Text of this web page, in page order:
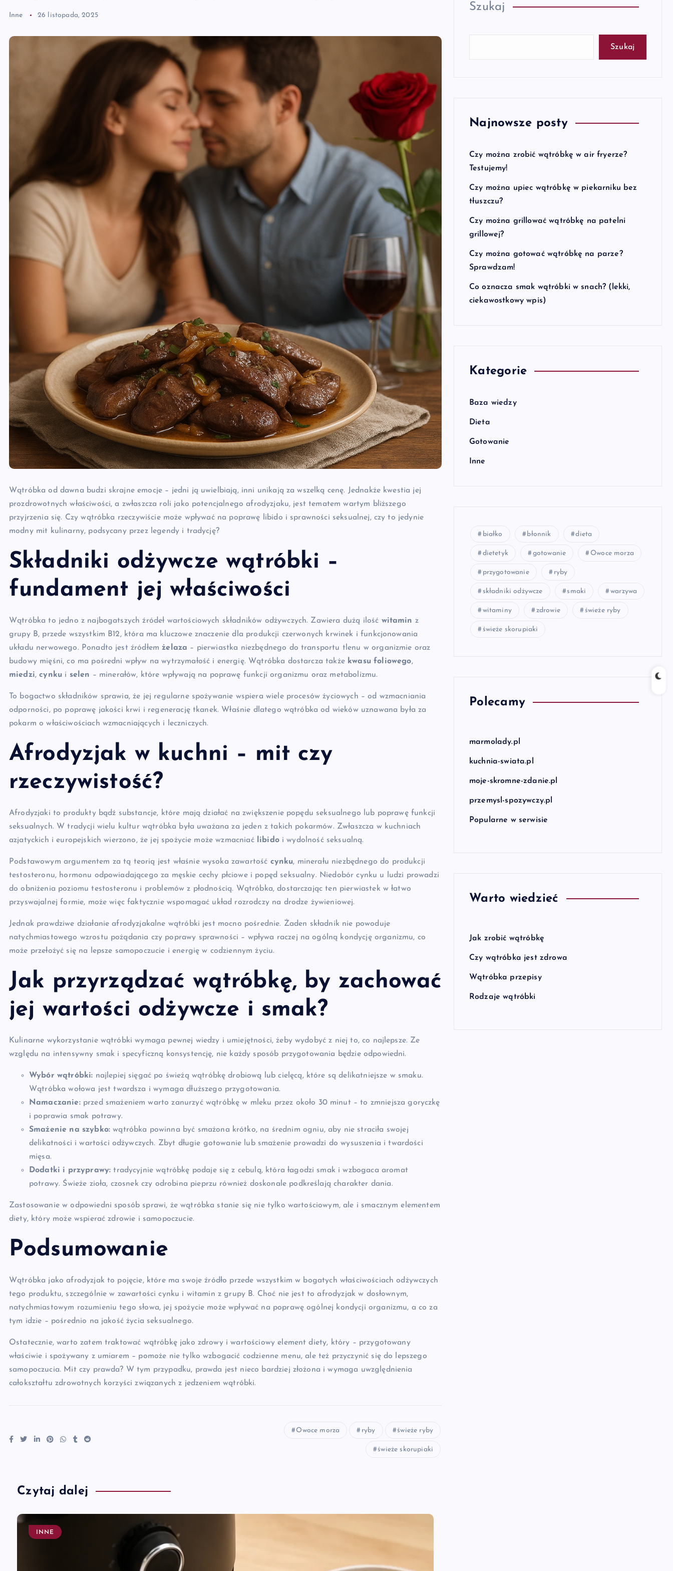
Inne 26 listopada, 2025
Wątróbka od dawna budzi skrajne emocje – jedni ją uwielbiają, inni unikają za wszelką cenę. Jednakże kwestia jej
prozdrowotnych właściwości, a zwłaszcza roli jako potencjalnego afrodyzjaku, jest tematem wartym bliższego
przyjrzenia się. Czy wątróbka rzeczywiście może wpływać na poprawę libido i sprawności seksualnej, czy to jedynie
modny mit kulinarny, podsycany przez legendy i tradycję?
Składniki odżywcze wątróbki –
fundament jej właściwości
Wątróbka to jedno z najbogatszych źródeł wartościowych składników odżywczych. Zawiera dużą ilość witamin z
grupy B, przede wszystkim B12, która ma kluczowe znaczenie dla produkcji czerwonych krwinek i funkcjonowania
układu nerwowego. Ponadto jest źródłemżelaza – pierwiastka niezbędnego do transportu tlenu w organizmie oraz
budowy mięśni, co ma pośredni wpływ na wytrzymałość i energię. Wątróbka dostarcza także kwasu foliowego,
miedzi,cynku i selen – minerałów, które wpływają na poprawę funkcji organizmu oraz metabolizmu.
To bogactwo składników sprawia, że jej regularne spożywanie wspiera wiele procesów życiowych – od wzmacniania
odporności, po poprawę jakości krwi i regenerację tkanek. Właśnie dlatego wątróbka od wieków uznawana była za
pokarm o właściwościach wzmacniających i leczniczych.
Afrodyzjak w kuchni – mit czy
rzeczywistość?
Afrodyzjaki to produkty bądź substancje, które mają działać na zwiększenie popędu seksualnego lub poprawę funkcji
seksualnych. W tradycji wielu kultur wątróbka była uważana za jeden z takich pokarmów. Zwłaszcza w kuchniach
azjatyckich i europejskich wierzono, że jej spożycie może wzmacniać
libidoi wydolność seksualną.
Podstawowym argumentem za tą teorią jest właśnie wysoka zawartość cynku, minerału niezbędnego do produkcji
testosteronu, hormonu odpowiadającego za męskie cechy płciowe i popęd seksualny. Niedobór cynku u ludzi prowadzi
do obniżenia poziomu testosteronu i problemów z płodnością. Wątróbka, dostarczając ten pierwiastek w łatwo
przyswajalnej formie, może więc faktycznie wspomagać układ rozrodczy na drodze żywieniowej.
Jednak prawdziwe działanie afrodyzjakalne wątróbki jest mocno pośrednie. Żaden składnik nie powoduje
natychmiastowego wzrostu pożądania czy poprawy sprawności – wpływa raczej na ogólną kondycję organizmu, co
może przełożyć się na lepsze samopoczucie i energię w codziennym życiu.
Jak przyrządzać wątróbkę, by zachować
jej wartości odżywcze i smak?
Kulinarne wykorzystanie wątróbki wymaga pewnej wiedzy i umiejętności, żeby wydobyć z niej to, co najlepsze. Ze
względu na intensywny smak i specyficzną konsystencję, nie każdy sposób przygotowania będzie odpowiedni.
Wybór wątróbki: najlepiej sięgać po świeżą wątróbkę drobiową lub cielęcą, które są delikatniejsze w smaku.
Wątróbka wołowa jest twardsza i wymaga dłuższego przygotowania.
Namaczanie:przed smażeniem warto zanurzyć wątróbkę w mleku przez około 30 minut – to zmniejsza goryczkę
i poprawia smak potrawy.
Smażenie na szybko: wątróbka powinna być smażona krótko, na średnim ogniu, aby nie straciła swojej
delikatności i wartości odżywczych. Zbyt długie gotowanie lub smażenie prowadzi do wysuszenia i twardości
mięsa.
Dodatki i przyprawy: tradycyjnie wątróbkę podaje się z cebulą, która łagodzi smak i wzbogaca aromat
potrawy. Świeże zioła, czosnek czy odrobina pieprzu również doskonale podkreślają charakter dania.
Zastosowanie w odpowiedni sposób sprawi, że wątróbka stanie się nie tylko wartościowym, ale i smacznym elementem
diety, który może wspierać zdrowie i samopoczucie.
Podsumowanie
Wątróbka jako afrodyzjak to pojęcie, które ma swoje źródło przede wszystkim w bogatych właściwościach odżywczych
tego produktu, szczególnie w zawartości cynku i witamin z grupy B. Choć nie jest to afrodyzjak w dosłownym,
natychmiastowym rozumieniu tego słowa, jej spożycie może wpływać na poprawę ogólnej kondycji organizmu, a co za
tym idzie – pośrednio na jakość życia seksualnego.
Ostatecznie, warto zatem traktować wątróbkę jako zdrowy i wartościowy element diety, który – przygotowany
właściwie i spożywany z umiarem – pomoże nie tylko wzbogacić codzienne menu, ale też przyczynić się do lepszego
samopoczucia. Mit czy prawda? W tym przypadku, prawda jest nieco bardziej złożona i wymaga uwzględnienia
całokształtu zdrowotnych korzyści związanych z jedzeniem wątróbki.
Owoce morza ryby świeże ryby
świeże skorupiaki
Czytaj dalej
INNE
Szukaj
Szukaj
Najnowsze posty
Czy można zrobić wątróbkę w air fryerze?
Testujemy!
Czy można upiec wątróbkę w piekarniku bez
tłuszczu?
Czy można grillować wątróbkę na patelni
grillowej?
Czy można gotować wątróbkę na parze?
Sprawdzam!
Co oznacza smak wątróbki w snach? (lekki,
ciekawostkowy wpis)
Kategorie
Baza wiedzy
Dieta
Gotowanie
Inne
białko błonnik dieta
dietetyk gotowanie Owoce morza
przygotowanie ryby
składniki odżywcze smaki warzywa
witaminy zdrowie świeże ryby
świeże skorupiaki
Polecamy
marmolady.pl
kuchnia-swiata.pl
moje-skromne-zdanie.pl
przemysl-spozywczy.pl
Popularne w serwisie
Warto wiedzieć
Jak zrobić wątróbkę
Czy wątróbka jest zdrowa
Wątróbka przepisy
Rodzaje wątróbki